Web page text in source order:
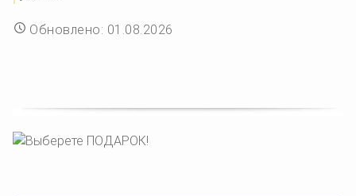
Обновлено: 01.08.2026